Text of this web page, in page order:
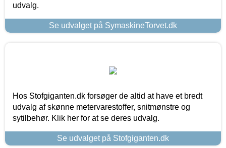
udvalg.
Se udvalget på SymaskineTorvet.dk
Hos Stofgiganten.dk forsøger de altid at have et bredt
udvalg af skønne metervarestoffer, snitmønstre og
sytilbehør. Klik her for at se deres udvalg.
Se udvalget på Stofgiganten.dk